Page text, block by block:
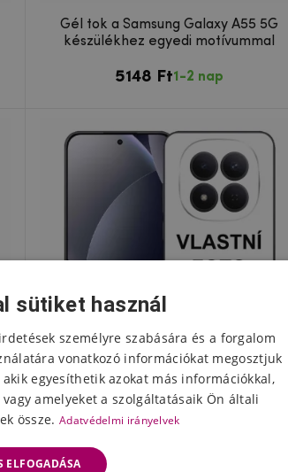
Gél tok a Samsung Galaxy A55 5G
készülékhez egyedi motívummal
5148 Ft1-2 nap
Gél tok a Xiaomi Redmi Note 15 Pro 5G
számára egyedi motívummal
sütiket használ
személyre szabására és a forgalom
vonatkozó információkat megosztjuk
egyesíthetik azokat más információkkal,
amelyeket a szolgáltatásaik Ön általi
össze. Adatvédelmi irányelvek
ELFOGADÁSA